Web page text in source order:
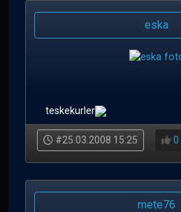
eska
teskekurler
#25.03.2008 15:25 0
mete76